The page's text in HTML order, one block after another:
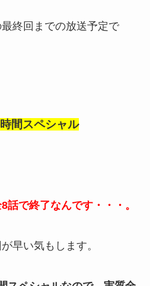
終回までの放送予定で
間スペシャル
話で終了なんです・・・。
早い気もします。